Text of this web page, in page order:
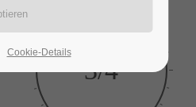
3/4
Cookie-Details